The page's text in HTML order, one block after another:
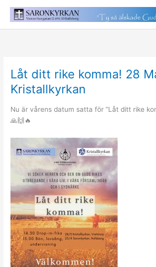
Låt ditt rike komma! 28
Kristallkyrkan
Nu är vårens datum satta för ”Låt ditt rike
🙏🙌🔥